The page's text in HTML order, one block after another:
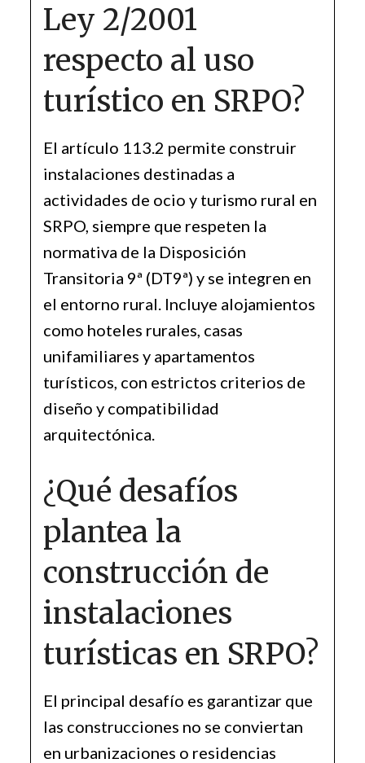
Ley 2/2001
respecto al uso
turístico en SRPO?
El artículo 113.2 permite construir
instalaciones destinadas a
actividades de ocio y turismo rural en
SRPO, siempre que respeten la
normativa de la Disposición
Transitoria 9ª (DT9ª) y se integren en
el entorno rural. Incluye alojamientos
como hoteles rurales, casas
unifamiliares y apartamentos
turísticos, con estrictos criterios de
diseño y compatibilidad
arquitectónica.
¿Qué desafíos
plantea la
construcción de
instalaciones
turísticas en SRPO?
El principal desafío es garantizar que
las construcciones no se conviertan
en urbanizaciones o residencias